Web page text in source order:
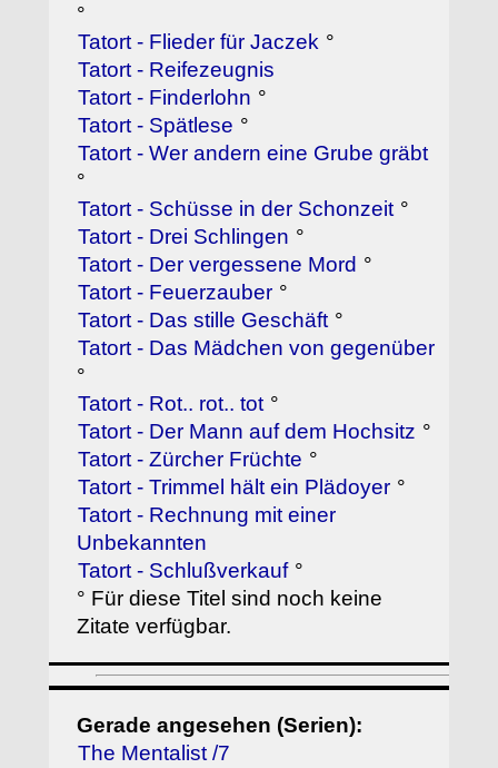
°
Tatort - Flieder für Jaczek °
Tatort - Reifezeugnis
Tatort - Finderlohn °
Tatort - Spätlese °
Tatort - Wer andern eine Grube gräbt
°
Tatort - Schüsse in der Schonzeit °
Tatort - Drei Schlingen °
Tatort - Der vergessene Mord °
Tatort - Feuerzauber °
Tatort - Das stille Geschäft °
Tatort - Das Mädchen von gegenüber
°
Tatort - Rot.. rot.. tot °
Tatort - Der Mann auf dem Hochsitz °
Tatort - Zürcher Früchte °
Tatort - Trimmel hält ein Plädoyer °
Tatort - Rechnung mit einer
Unbekannten
Tatort - Schlußverkauf °
° Für diese Titel sind noch keine
Zitate verfügbar.
Gerade angesehen (Serien):
The Mentalist /7